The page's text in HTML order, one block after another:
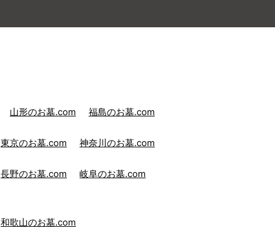
山形のお墓.com 福島のお墓.com
東京のお墓.com 神奈川のお墓.com
長野のお墓.com
岐阜のお墓.com
和歌山のお墓.com